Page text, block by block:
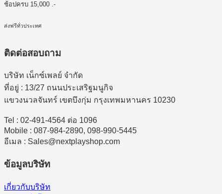
ช้อปครบ 15,000 .-
ส่งฟรีทั่วประเทศ
ติดต่อสอบถาม
บริษัท เน็กซ์เพลย์ จำกัด
ที่อยู่ : 13/27 ถนนประเสริฐมนูกิจ
แขวงนวลจันทร์ เขตบึงกุ่ม กรุงเทพมหานคร 10230
Tel : 02-491-4564 ต่อ 1096
Mobile : 087-984-2890, 098-990-5445
อีเมล : Sales@nextplayshop.com
ข้อมูลบริษัท
เกี่ยวกับบริษัท